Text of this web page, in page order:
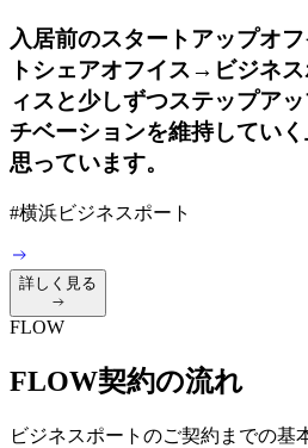
入居前のスタートアップオ
トシェアオフイス→ビジネ
ィスと少しずつステップア
チベーションを維持してい
思っています。
#横浜ビジネスポート
詳しく見る
FLOW
FLOW契約の流れ
ビジネスポートのご契約までの基